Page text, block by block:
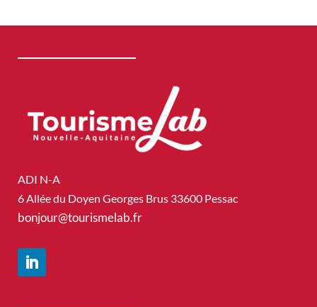
ADI N-A
6 Allée du Doyen Georges Brus 33600 Pessac
bonjour@tourismelab.fr